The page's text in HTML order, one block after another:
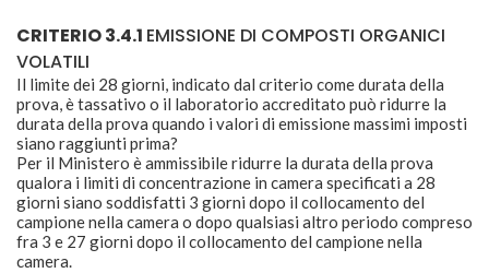
CRITERIO 3.4.1 EMISSIONE DI COMPOSTI ORGANICI
VOLATILI
Il limite dei 28 giorni, indicato dal criterio come durata della
prova, è tassativo o il laboratorio accreditato può ridurre la
durata della prova quando i valori di emissione massimi imposti
siano raggiunti prima?
Per il Ministero è ammissibile ridurre la durata della prova
qualora i limiti di concentrazione in camera specificati a 28
giorni siano soddisfatti 3 giorni dopo il collocamento del
campione nella camera o dopo qualsiasi altro periodo compreso
fra 3 e 27 giorni dopo il collocamento del campione nella
camera.